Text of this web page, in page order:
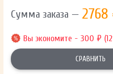
Сумма заказа — 2768
Вы экономите - 300 ₽
СРАВНИТЬ